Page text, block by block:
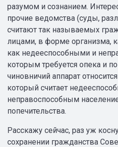
разумом и сознанием.
прочие ведомства (суды,
считают так называемых
лицами, в форме организма,
как недееспособными и
которым требуется опека и
чиновничий аппарат
который считает
неправоспособным
попечительства.
Расскажу сейчас, раз уж
сохранении гражданства